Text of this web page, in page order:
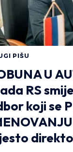
PIŠU
U
RS
koji se